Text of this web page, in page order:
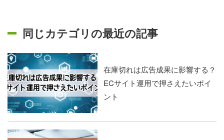
同じカテゴリの最近の記事
在庫切れは広告成果に影響する？
ECサイト運用で押さえたいポイ
ント